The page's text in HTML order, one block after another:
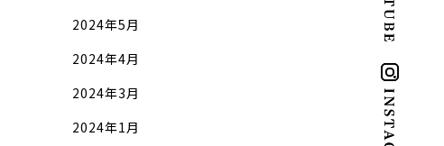
2024年5月
2024年4月
2024年3月
2024年1月